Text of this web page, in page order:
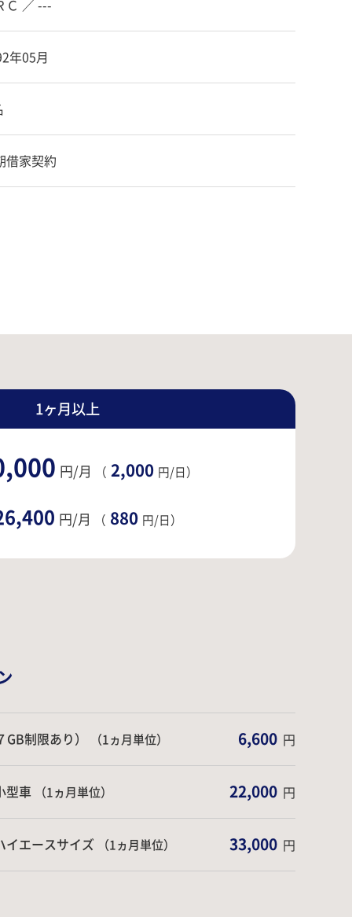
Ｃ ／ ---
年05月
借家契約
1ヶ月以上
円/月 （ 2,000 円/日）
円/月 （ 880 円/日）
制限あり） （1ヵ月単位） 6,600 円
型車 （1ヵ月単位） 22,000 円
イエースサイズ （1ヵ月単位） 33,000 円